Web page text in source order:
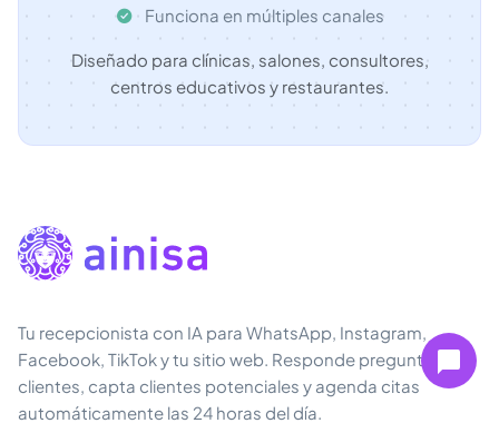
Funciona en múltiples canales
Diseñado para clínicas, salones, consultores,
centros educativos y restaurantes.
Tu recepcionista con IA para WhatsApp, Instagram,
Facebook, TikTok y tu sitio web. Responde preguntas de
clientes, capta clientes potenciales y agenda citas
automáticamente las 24 horas del día.